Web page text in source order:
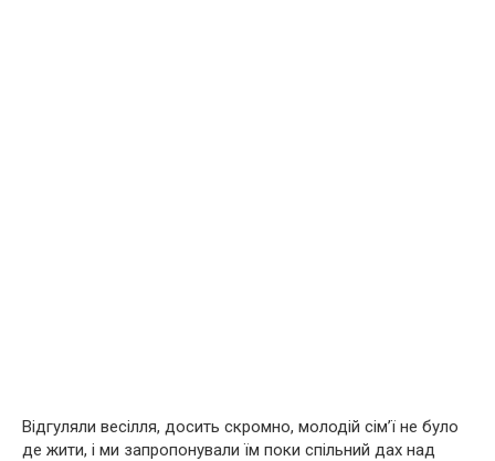
Відгуляли весілля, досить скромно, молодій сім’ї не було
де жити, і ми запропонували їм поки спільний дах над